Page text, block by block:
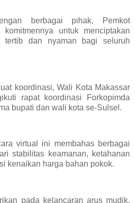
berbagai pihak, Pemkot
komitmennya untuk menciptakan
tertib dan nyaman bagi seluruh
koordinasi, Wali Kota Makassar
rapat koordinasi Forkopimda
bupati dan wali kota se-Sulsel.
virtual ini membahas berbagai
stabilitas keamanan, ketahanan
kenaikan harga bahan pokok.
pada kelancaran arus mudik,